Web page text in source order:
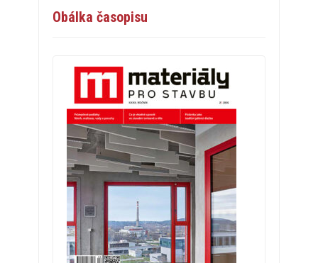
Obálka časopisu